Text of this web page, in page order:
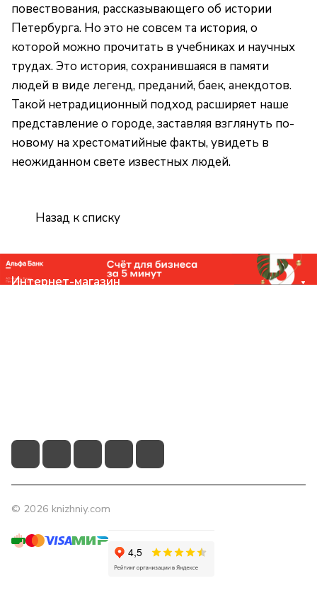
повествования, рассказывающего об истории
Петербурга. Но это не совсем та история, о
которой можно прочитать в учебниках и научных
трудах. Это история, сохранившаяся в памяти
людей в виде легенд, преданий, баек, анекдотов.
Такой нетрадиционный подход расширяет наше
представление о городе, заставляя взглянуть по-
новому на хрестоматийные факты, увидеть в
неожиданном свете известных людей.
Назад к списку
Интернет-магазин
© 2026 knizhniy.com